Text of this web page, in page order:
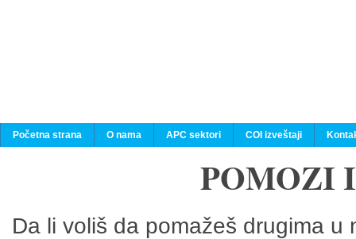
Početna strana O nama APC sektori COI izveštaji
POMOZI
Da li voliš da pomažeš drugima